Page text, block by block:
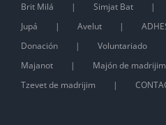
Brit Milá
Simjat Bat
Jupá
Avelut
Donación
Voluntariado
Majanot
Majón de madrijim
Tzevet de madrijim